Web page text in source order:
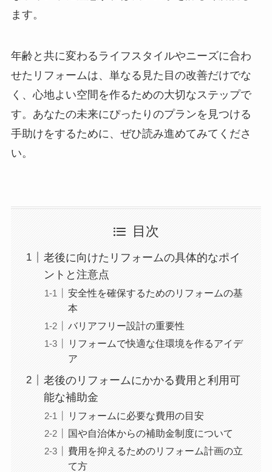
ます。
年齢と共に変わるライフスタイルやニーズに合わ
せたリフォームは、単なる見た目の改善だけでな
く、心地よい空間を作るための大切なステップで
す。あなたの未来にぴったりのプランを見つける
手助けをするために、ぜひ読み進めてみてくださ
い。
目次
老後に向けたリフォームの具体的なポイ
ントと注意点
安全性を確保するためのリフォームの基
本
バリアフリー設計の重要性
リフォームで快適な住環境を作るアイデ
ア
老後のリフォームにかかる費用と利用可
能な補助金
リフォームに必要な費用の目安
国や自治体からの補助金制度について
費用を抑えるためのリフォーム計画の立
て方